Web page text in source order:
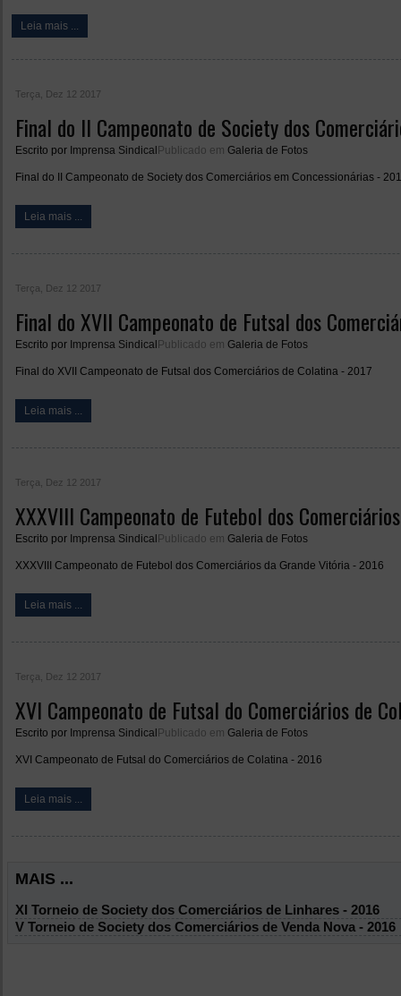
Leia mais ...
Terça, Dez 12 2017
Final do II Campeonato de Society dos
Escrito por Imprensa Sindical Publicado em Galeria de Fotos
Final do II Campeonato de Society dos Comerciários em Concessionárias -
Leia mais ...
Terça, Dez 12 2017
Final do XVII Campeonato de Futsal dos
Escrito por Imprensa Sindical Publicado em Galeria de Fotos
Final do XVII Campeonato de Futsal dos Comerciários de Colatina - 2017
Leia mais ...
Terça, Dez 12 2017
XXXVIII Campeonato de Futebol dos
Escrito por Imprensa Sindical Publicado em Galeria de Fotos
XXXVIII Campeonato de Futebol dos Comerciários da Grande Vitória - 2016
Leia mais ...
Terça, Dez 12 2017
XVI Campeonato de Futsal do Comerciários de
Escrito por Imprensa Sindical Publicado em Galeria de Fotos
XVI Campeonato de Futsal do Comerciários de Colatina - 2016
Leia mais ...
MAIS ...
XI Torneio de Society dos Comerciários de Linhares - 2016
V Torneio de Society dos Comerciários de Venda Nova - 2016